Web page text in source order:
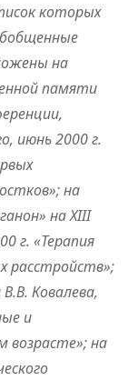
которых
на
памяти
июнь 2000 г.
на
на XIII
г. «Терапия
расстройств»;
Ковалева,
и
возрасте»; на